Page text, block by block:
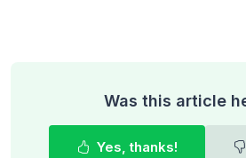
Was this article
Yes, thanks!